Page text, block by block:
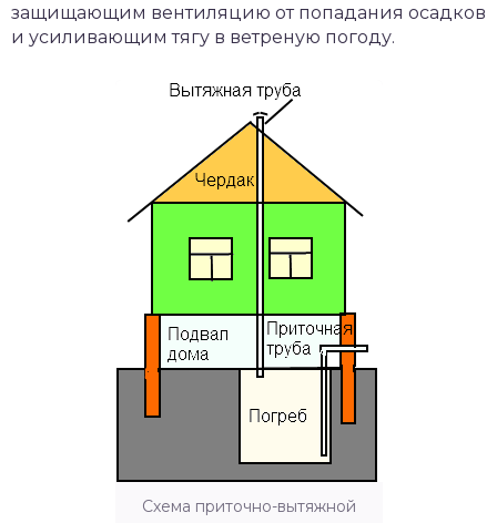
защищающим вентиляцию от попадания осадков
и усиливающим тягу в ветреную погоду.
Схема приточно-вытяжной